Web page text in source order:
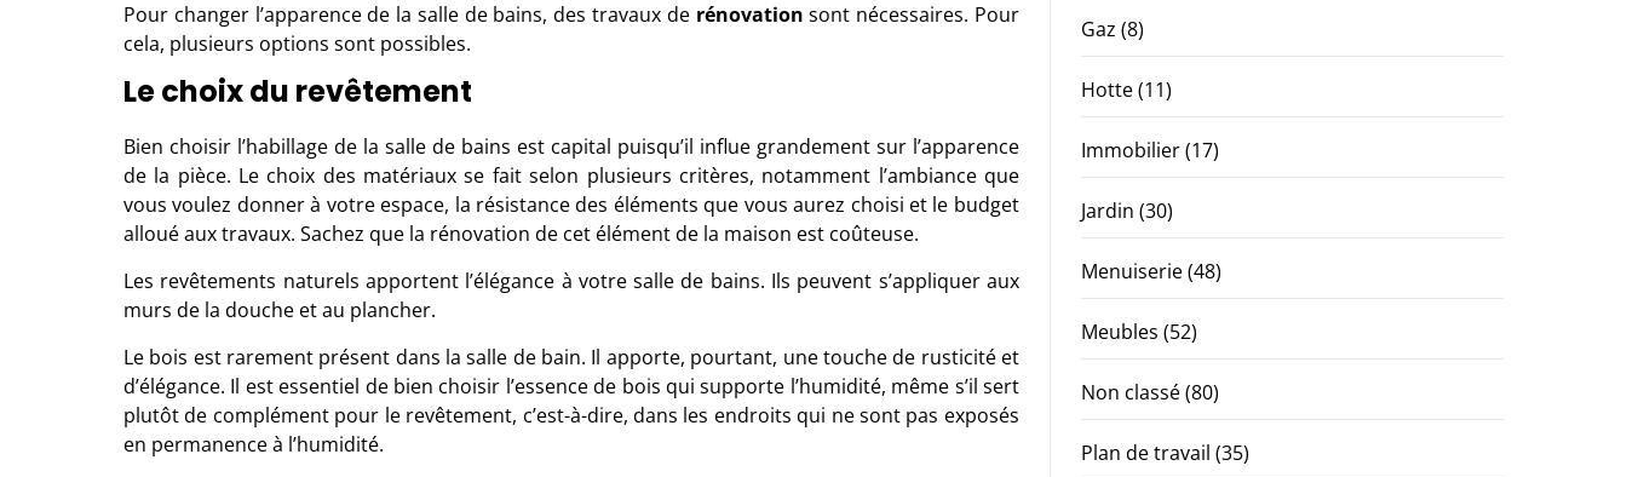
Pour changer l’apparence de la salle de bains, des travaux de rénovation sont nécessaires. Pour
cela, plusieurs options sont possibles.
Le choix du revêtement
Bien choisir l’habillage de la salle de bains est capital puisqu’il influe grandement sur l’apparence
de la pièce. Le choix des matériaux se fait selon plusieurs critères, notamment l’ambiance que
vous voulez donner à votre espace, la résistance des éléments que vous aurez choisi et le budget
alloué aux travaux. Sachez que la rénovation de cet élément de la maison est coûteuse.
Les revêtements naturels apportent l’élégance à votre salle de bains. Ils peuvent s’appliquer aux
murs de la douche et au plancher.
Le bois est rarement présent dans la salle de bain. Il apporte, pourtant, une touche de rusticité et
d’élégance. Il est essentiel de bien choisir l’essence de bois qui supporte l’humidité, même s’il sert
plutôt de complément pour le revêtement, c’est-à-dire, dans les endroits qui ne sont pas exposés
en permanence à l’humidité.
Gaz (8)
Hotte(11)
Immobilier(17)
Jardin (30)
Menuiserie(48)
Meubles (52)
Non classé(80)
Plan de travail (35)